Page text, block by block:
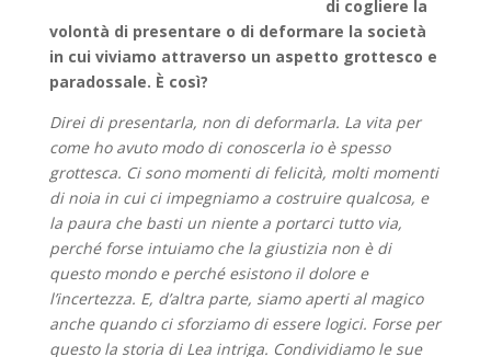
di cogliere la
volontà di presentare o di deformare la società
in cui viviamo attraverso un aspetto grottesco e
paradossale. È così?
Direi di presentarla, non di deformarla. La vita per
come ho avuto modo di conoscerla io è spesso
grottesca. Ci sono momenti di felicità, molti momenti
di noia in cui ci impegniamo a costruire qualcosa, e
la paura che basti un niente a portarci tutto via,
perché forse intuiamo che la giustizia non è di
questo mondo e perché esistono il dolore e
l’incertezza. E, d’altra parte, siamo aperti al magico
anche quando ci sforziamo di essere logici. Forse per
questo la storia di Lea intriga. Condividiamo le sue